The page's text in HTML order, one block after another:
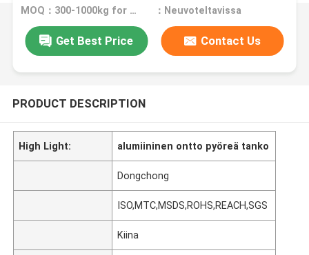
MOQ：300-1000kg for different product ：Neuvoteltavissa
Get Best Price Contact Us
PRODUCT DESCRIPTION
High Light: alumiininen ontto pyöreä tanko
Dongchong
ISO,MTC,MSDS,ROHS,REACH,SGS
Kiina